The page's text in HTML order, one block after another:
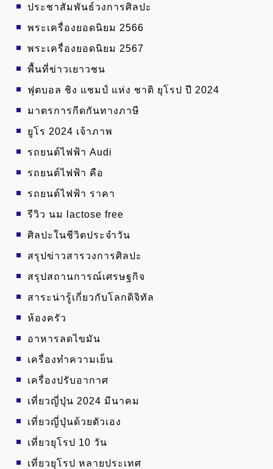
ประชาสัมพันธ์วงการศิลปะ
พระเครื่องยอดนิยม 2566
พระเครื่องยอดนิยม 2567
พื้นที่ข่าวเยาวชน
ฟุตบอล ชิง แชมป์ แห่ง ชาติ ยุโรป ปี 2024
มาตรการกีดกันทางภาษี
ยูโร 2024 เจ้าภาพ
รถยนต์ไฟฟ้า Audi
รถยนต์ไฟฟ้า คือ
รถยนต์ไฟฟ้า ราคา
รีวิว นม lactose free
ศิลปะในชีวิตประจำวัน
สรุปข่าวสารวงการศิลปะ
สรุปสถานการณ์เศรษฐกิจ
สาระน่ารู้เกี่ยวกับโลกดิจิทัล
ห้องครัว
อาหารลดไขมัน
เครื่องทำความเย็น
เครื่องปรับอากาศ
เที่ยวญี่ปุ่น 2024 มีนาคม
เที่ยวญี่ปุ่นด้วยตัวเอง
เที่ยวยุโรป 10 วัน
เที่ยวยุโรป หลายประเทศ